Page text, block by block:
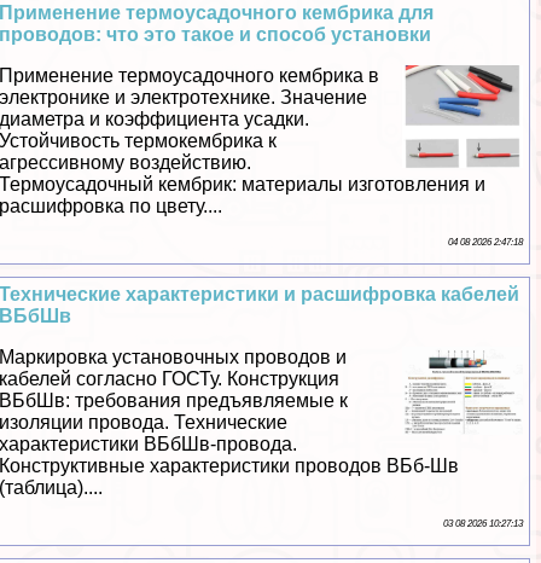
Применение термоусадочного кембрика для
проводов: что это такое и способ установки
Применение термоусадочного кембрика в
электронике и электротехнике. Значение
диаметра и коэффициента усадки.
Устойчивость термокембрика к
агрессивному воздействию.
Термоусадочный кембрик: материалы изготовления и
расшифровка по цвету....
04 08 2026 2:47:18
Технические хаpaктеристики и расшифровка кабелей
ВБбШв
Маркировка установочных проводов и
кабелей согласно ГОСТу. Конструкция
ВБбШв: требования предъявляемые к
изоляции провода. Технические
хаpaктеристики ВБбШв-провода.
Конструктивные хаpaктеристики проводов ВБб-Шв
(таблица)....
03 08 2026 10:27:13